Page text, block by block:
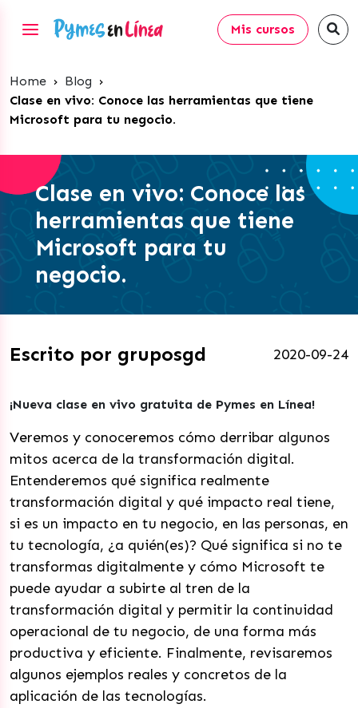
Mis cursos
Home › Blog ›
Clase en vivo: Conoce las herramientas que tiene
Microsoft para tu negocio.
Clase en vivo: Conoce las
herramientas que tiene
Microsoft para tu
negocio.
Escrito por gruposgd 2020-09-24
¡Nueva clase en vivo gratuita de Pymes en Línea!
Veremos y conoceremos cómo derribar algunos
mitos acerca de la transformación digital.
Entenderemos qué significa realmente
transformación digital y qué impacto real tiene,
si es un impacto en tu negocio, en las personas, en
tu tecnología, ¿a quién(es)? Qué significa si no te
transformas digitalmente y cómo Microsoft te
puede ayudar a subirte al tren de la
transformación digital y permitir la continuidad
operacional de tu negocio, de una forma más
productiva y eficiente. Finalmente, revisaremos
algunos ejemplos reales y concretos de la
aplicación de las tecnologías.